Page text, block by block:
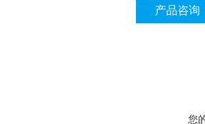
产品咨询
您